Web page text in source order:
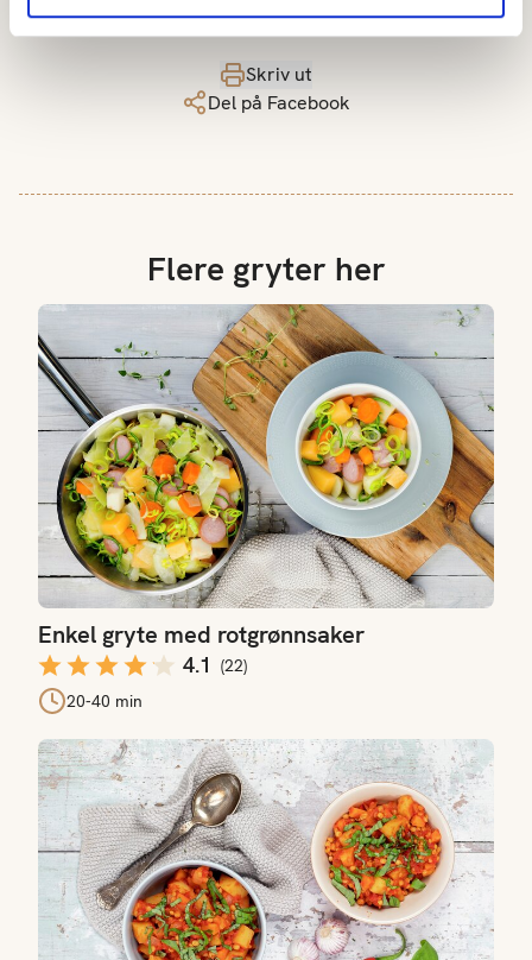
Skriv ut
Del på Facebook
Flere gryter her
Enkel gryte med rotgrønnsaker
4.1 (22)
20-40 min
Enkel gryte med rotgrønnsaker
Indiskinspirert potetgryte med linser